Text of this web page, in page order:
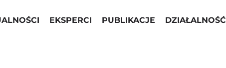
EKSPERCI PUBLIKACJE DZIAŁALNOŚĆ